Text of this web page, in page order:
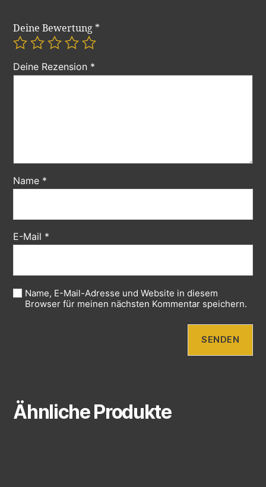
Deine Bewertung *
Deine Rezension *
Name *
E-Mail *
Name, E-Mail-Adresse und Website in diesem
Browser für meinen nächsten Kommentar speichern.
Ähnliche Produkte